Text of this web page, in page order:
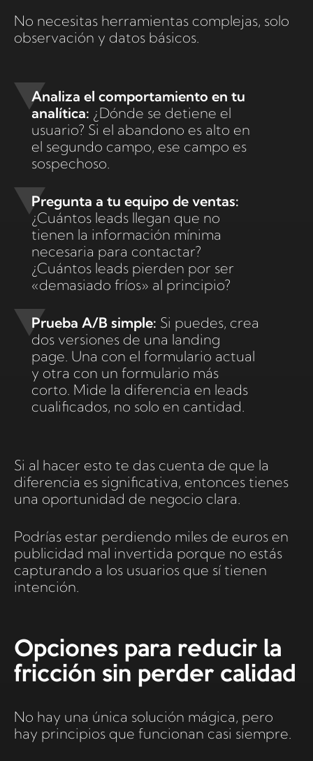
No necesitas herramientas complejas, solo
observación y datos básicos.
Analiza el comportamiento en tu
analítica: ¿Dónde se detiene el
usuario? Si el abandono es alto en
el segundo campo, ese campo es
sospechoso.
Pregunta a tu equipo de ventas:
¿Cuántos leads llegan que no
tienen la información mínima
necesaria para contactar?
¿Cuántos leads pierden por ser
«demasiado fríos» al principio?
Prueba A/B simple: Si puedes, crea
dos versiones de una landing
page. Una con el formulario actual
y otra con un formulario más
corto. Mide la diferencia en leads
cualificados, no solo en cantidad.
Si al hacer esto te das cuenta de que la
diferencia es significativa, entonces tienes
una oportunidad de negocio clara.
Podrías estar perdiendo miles de euros en
publicidad mal invertida porque no estás
capturando a los usuarios que sí tienen
intención.
Opciones para reducir la
fricción sin perder calidad
No hay una única solución mágica, pero
hay principios que funcionan casi siempre.